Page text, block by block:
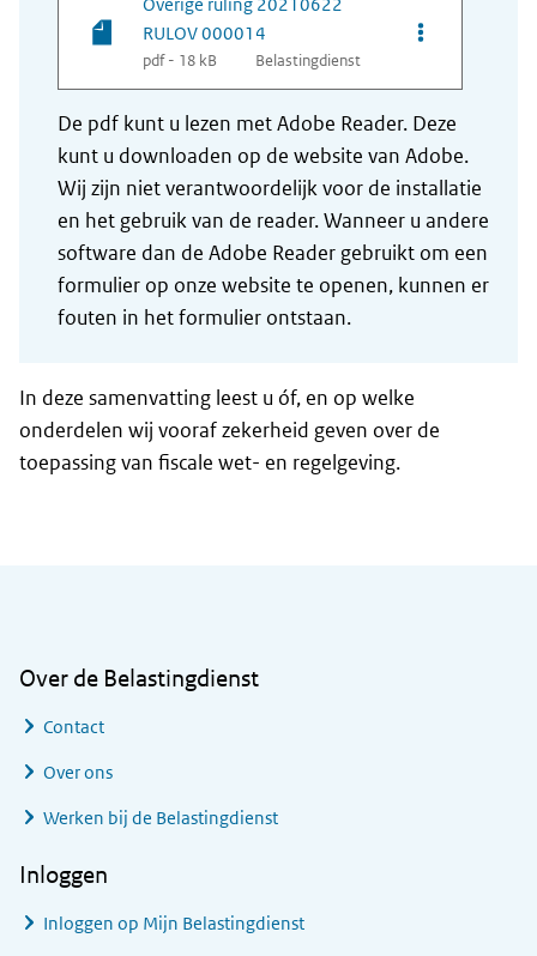
RULOV 000014
pdf - 18 kB Belastingdienst
Opties van
De pdf kunt u lezen met Adobe Reader. Deze
kunt u downloaden op de website van Adobe.
Wij zijn niet verantwoordelijk voor de installatie
en het gebruik van de reader. Wanneer u andere
software dan de Adobe Reader gebruikt om een
formulier op onze website te openen, kunnen er
fouten in het formulier ontstaan.
In deze samenvatting leest u óf, en op welke
onderdelen wij vooraf zekerheid geven over de
toepassing van fiscale wet- en regelgeving.
Over de Belastingdienst
Contact
Over ons
Werken bij de Belastingdienst
Inloggen
Inloggen op Mijn Belastingdienst